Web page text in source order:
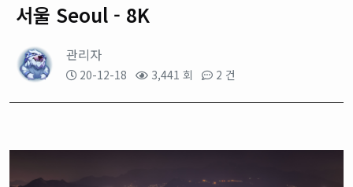
서울 Seoul - 8K
관리자
20-12-18 3,441 회 2 건